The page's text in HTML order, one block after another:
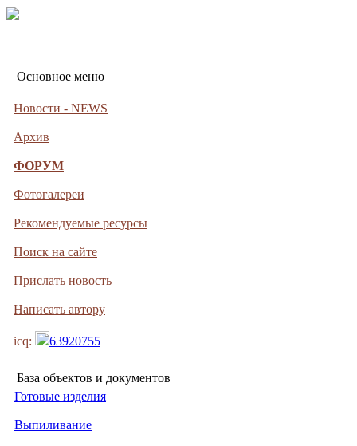
Основное меню
Новости - NEWS
Архив
ФОРУМ
Фотогалереи
Рекомендуемые ресурсы
Поиск на сайте
Прислать новость
Написать автору
icq: 63920755
База объектов и документов
Готовые изделия
Выпиливание